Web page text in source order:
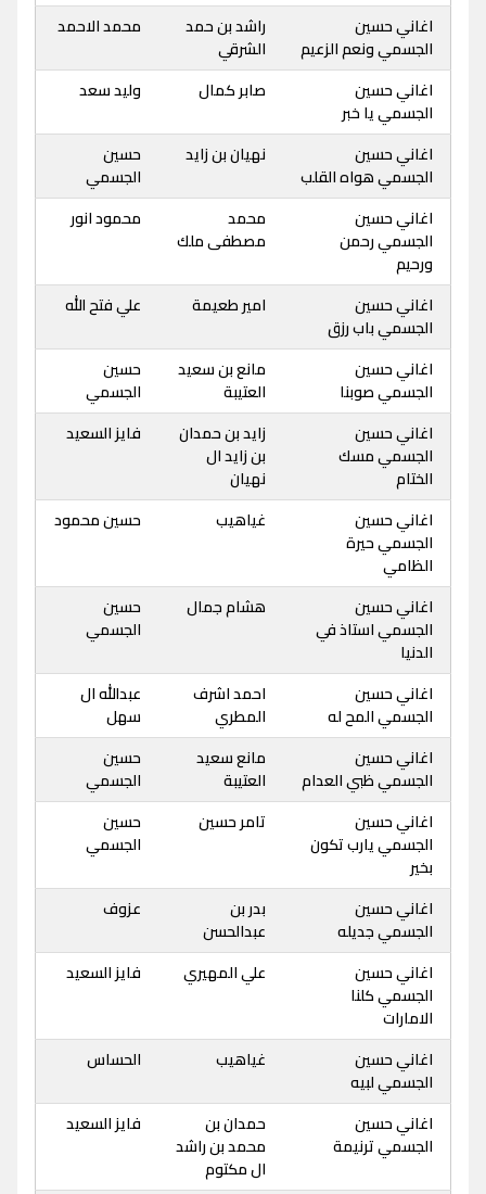
اغاني حسين
الجسمي ونعم الزعيم
راشد بن حمد
الشرقي
محمد الاحمد
اغاني حسين
الجسمي يا خبر
صابر كمال وليد سعد
اغاني حسين
الجسمي هواه القلب
نهيان بن زايد
حسين
الجسمي
اغاني حسين
الجسمي رحمن
ورحيم
محمد
مصطفى ملك
محمود انور
اغاني حسين
الجسمي باب رزق
امير طعيمة علي فتح الله
اغاني حسين
الجسمي صوبنا
مانع بن سعيد
العتيبة
حسين
الجسمي
اغاني حسين
الجسمي مسك
الختام
زايد بن حمدان
بن زايد ال
نهيان
فايز السعيد
اغاني حسين
الجسمي حيرة
الظامي
غياهيب حسين محمود
اغاني حسين
الجسمي استاذ في
الدنيا
هشام جمال
حسين
الجسمي
اغاني حسين
الجسمي المح له
احمد اشرف
المطري
عبدالله ال
سهل
اغاني حسين
الجسمي ظبي العدام
مانع سعيد
العتيبة
حسين
الجسمي
اغاني حسين
الجسمي يارب تكون
بخير
تامر حسين
حسين
الجسمي
اغاني حسين
الجسمي جديله
بدر بن
عبدالحسن
عزوف
اغاني حسين
الجسمي كلنا
الامارات
علي المهيري فايز السعيد
اغاني حسين
الجسمي لبيه
غياهيب الحساس
اغاني حسين
الجسمي ترنيمة
حمدان بن
محمد بن راشد
ال مكتوم
فايز السعيد